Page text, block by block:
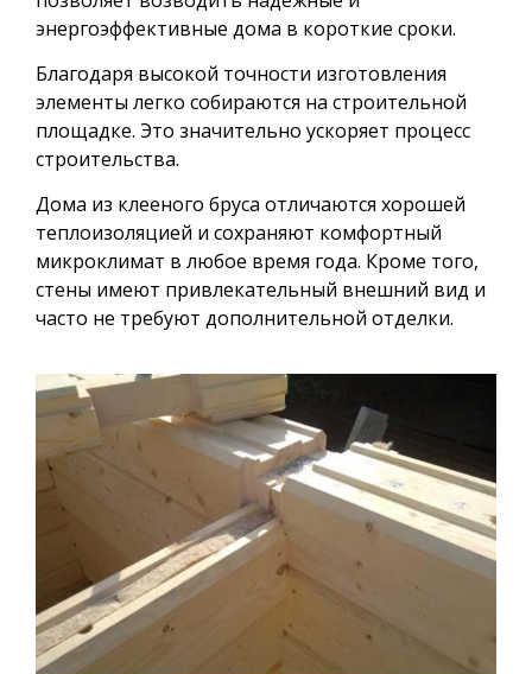
энергоэффективные дома в короткие сроки.
Благодаря высокой точности изготовления
элементы легко собираются на строительной
площадке. Это значительно ускоряет процесс
строительства.
Дома из клееного бруса отличаются хорошей
теплоизоляцией и сохраняют комфортный
микроклимат в любое время года. Кроме того,
стены имеют привлекательный внешний вид и
часто не требуют дополнительной отделки.